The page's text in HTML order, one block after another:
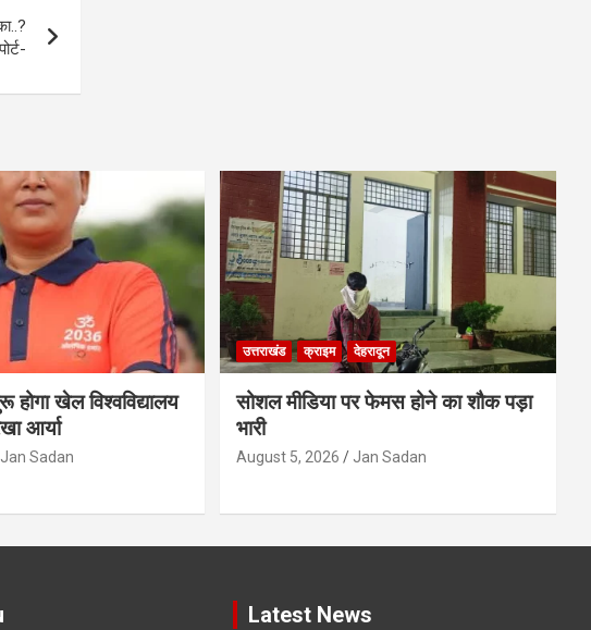
खेल विश्वविद्यालय
आर्या
Jan Sadan
उत्तराखंड क्राइम देहरादून
सोशल मीडिया पर फेमस होने का शौक पड़ा
भारी
August 5, 2026 Jan Sadan
Latest News